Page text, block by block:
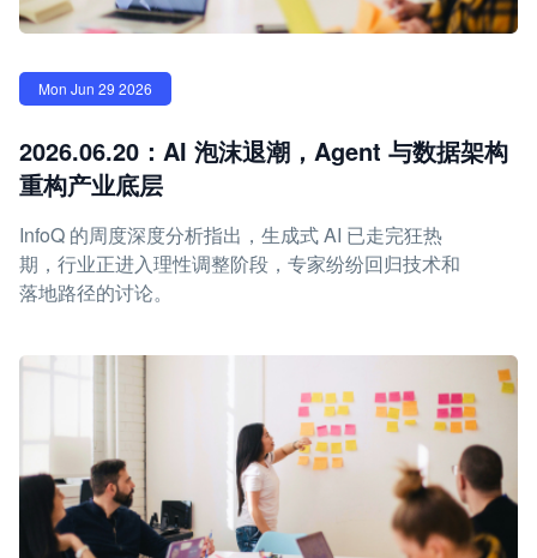
Mon Jun 29 2026
2026.06.20：AI 泡沫退潮，Agent 与数据架构
重构产业底层
InfoQ 的周度深度分析指出，生成式 AI 已走完狂热
期，行业正进入理性调整阶段，专家纷纷回归技术和
落地路径的讨论。